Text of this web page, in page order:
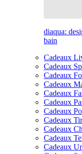
diaqua:
bain
Cadeaux
Cadeaux
Cadeaux
Cadeaux
Cadeaux
Cadeaux
Cadeaux
Cadeaux
Cadeaux
Cadeaux
Cadeaux